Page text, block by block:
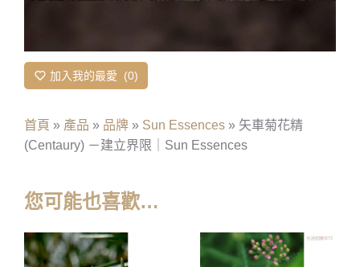
加入我的最愛 0
首頁 » 產品 » 品牌 » Sun Essences » 矢車菊花精
(Centaury) －建立界限｜Sun Essences
您可能也喜歡…